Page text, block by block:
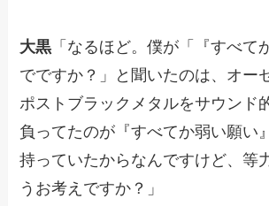
大黒 「なるほど。僕が「『すべて
でですか？」と聞いたのは、オー
ポストブラックメタルをサウンド
負ってたのが『すべてか弱い願い
持っていたからなんですけど、等
うお考えですか？」